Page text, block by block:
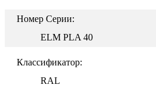
Номер Серии:
ELM PLA 40
Классификатор:
RAL